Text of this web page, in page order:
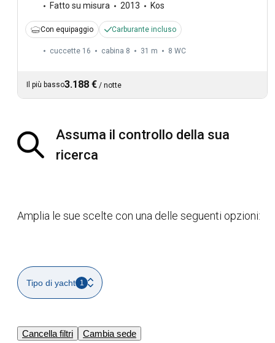
Fatto su misura 2013 Kos
Con equipaggio Carburante incluso
cuccette 16 cabina 8 31 m 8 WC
Il più basso3.188 € / notte
Assuma il controllo della sua
ricerca
Amplia le sue scelte con una delle seguenti opzioni:
Tipo di yacht 1
Cancella filtri Cambia sede